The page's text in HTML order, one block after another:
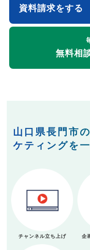
資料請求をする
無料相
山口県長門市
ケティングを
チャンネル立ち上げ 企